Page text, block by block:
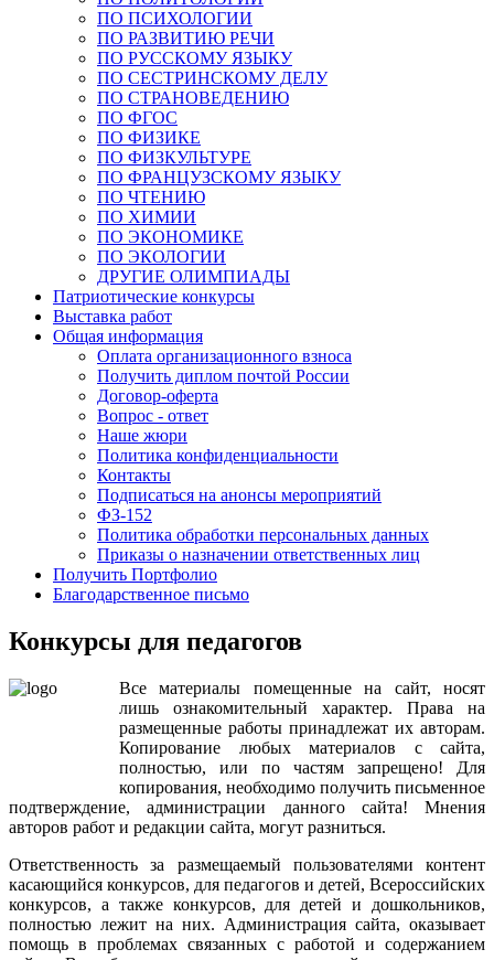
ПО ПСИХОЛОГИИ
ПО РАЗВИТИЮ РЕЧИ
ПО РУССКОМУ ЯЗЫКУ
ПО СЕСТРИНСКОМУ ДЕЛУ
ПО СТРАНОВЕДЕНИЮ
ПО ФГОС
ПО ФИЗИКЕ
ПО ФИЗКУЛЬТУРЕ
ПО ФРАНЦУЗСКОМУ ЯЗЫКУ
ПО ЧТЕНИЮ
ПО ХИМИИ
ПО ЭКОНОМИКЕ
ПО ЭКОЛОГИИ
ДРУГИЕ ОЛИМПИАДЫ
Патриотические конкурсы
Выставка работ
Общая информация
Оплата организационного взноса
Получить диплом почтой России
Договор-оферта
Вопрос - ответ
Наше жюри
Политика конфиденциальности
Контакты
Подписаться на анонсы мероприятий
ФЗ-152
Политика обработки персональных данных
Приказы о назначении ответственных лиц
Получить Портфолио
Благодарственное письмо
Конкурсы для педагогов
Все материалы помещенные на сайт,носят
лишь
ознакомительный характер. Права
на
размещенные работы принадлежат их авторам.
Копирование
любых материалов с сайта,
полностью, или по частям запрещено! Для
копирования, необходимо получить письменное
подтверждение,администрации данного сайта! Мнения
авторов работ и редакции сайта, могут разниться.
Ответственность
за размещаемый пользователями
контент
касающийся конкурсов, для педагогов и детей, Всероссийских
конкурсов, а также конкурсов, для детей и дошкольников,
полностью лежит на них. Администрация сайта, оказывает
помощь в проблемах связанных с работой и содержанием